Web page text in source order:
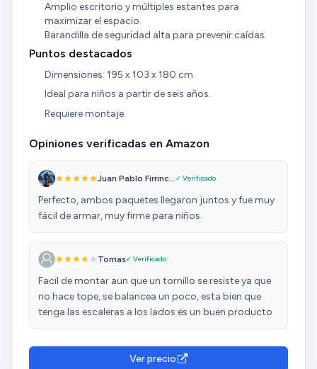
Amplio escritorio y múltiples estantes para
maximizar el espacio.
Barandilla de seguridad alta para prevenir caídas.
Puntos destacados
Dimensiones: 195 x 103 x 180 cm.
Ideal para niños a partir de seis años.
Requiere montaje.
Opiniones verificadas en Amazon
Juan Pablo Firrinc... ✓ Verificado
Perfecto, ambos paquetes llegaron juntos y fue muy
fácil de armar, muy firme para niños.
Tomas✓ Verificado
Facil de montar aun que un tornillo se resiste ya que
no hace tope, se balancea un poco, esta bien que
tenga las escaleras a los lados es un buen producto
Ver precio